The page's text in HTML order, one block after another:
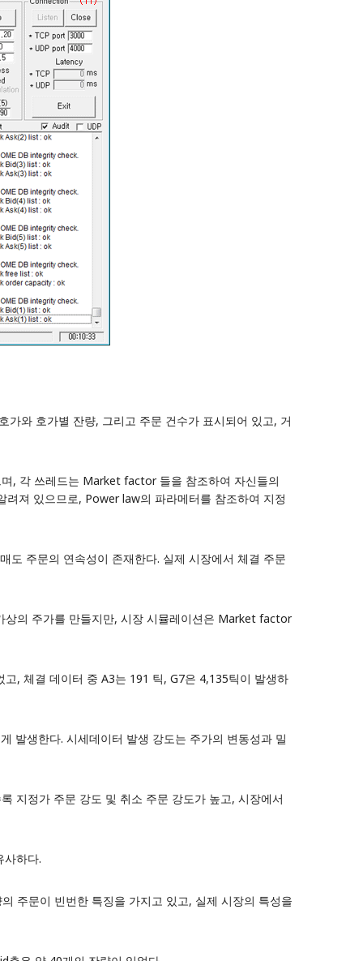
와 호가별 잔량, 그리고 주문 건수가 표시되어 있고, 거
, 각 쓰레드는 Market factor 들을 참조하여 자신들의
져 있으므로, Power law의 파라메터를 참조하여 지정
도 주문의 연속성이 존재한다. 실제 시장에서 체결 주문
상의 주가를 만들지만, 시장 시뮬레이션은 Market factor
, 체결 데이터 중 A3는 191 틱, G7은 4,135틱이 발생하
발생한다. 시세데이터 발생 강도는 주가의 변동성과 밀
지정가 주문 강도 및 취소 주문 강도가 높고, 시장에서
사하다.
주문이 빈번한 특징을 가지고 있고, 실제 시장의 특성을